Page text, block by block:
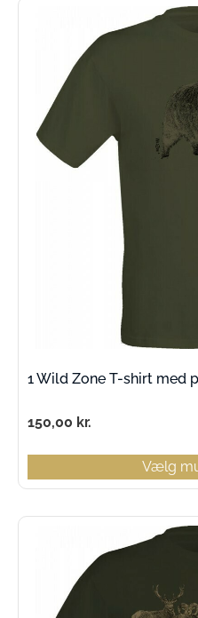
1 Wild Zone T-shirt med
150,00 kr.
Vælg